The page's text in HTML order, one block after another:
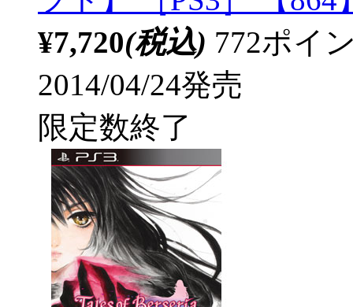
¥7,720(税込) 772ポイ
2014/04/24発売
限定数終了